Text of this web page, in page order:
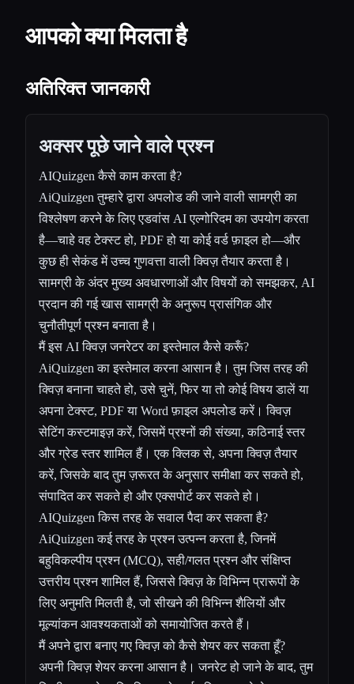
आपको क्या मिलता है
अतिरिक्त जानकारी
अक्सर पूछे जाने वाले प्रश्न
AIQuizgen कैसे काम करता है?
AiQuizgen तुम्हारे द्वारा अपलोड की जाने वाली सामग्री का
विश्लेषण करने के लिए एडवांस AI एल्गोरिदम का उपयोग करता
है—चाहे वह टेक्स्ट हो, PDF हो या कोई वर्ड फ़ाइल हो—और
कुछ ही सेकंड में उच्च गुणवत्ता वाली क्विज़ तैयार करता है।
सामग्री के अंदर मुख्य अवधारणाओं और विषयों को समझकर, AI
प्रदान की गई खास सामग्री के अनुरूप प्रासंगिक और
चुनौतीपूर्ण प्रश्न बनाता है।
मैं इस AI क्विज़ जनरेटर का इस्तेमाल कैसे करूँ?
AiQuizgen का इस्तेमाल करना आसान है। तुम जिस तरह की
क्विज़ बनाना चाहते हो, उसे चुनें, फिर या तो कोई विषय डालें या
अपना टेक्स्ट, PDF या Word फ़ाइल अपलोड करें। क्विज़
सेटिंग कस्टमाइज़ करें, जिसमें प्रश्नों की संख्या, कठिनाई स्तर
और ग्रेड स्तर शामिल हैं। एक क्लिक से, अपना क्विज़ तैयार
करें, जिसके बाद तुम ज़रूरत के अनुसार समीक्षा कर सकते हो,
संपादित कर सकते हो और एक्सपोर्ट कर सकते हो।
AIQuizgen किस तरह के सवाल पैदा कर सकता है?
AiQuizgen कई तरह के प्रश्न उत्पन्न करता है, जिनमें
बहुविकल्पीय प्रश्न (MCQ), सही/गलत प्रश्न और संक्षिप्त
उत्तरीय प्रश्न शामिल हैं, जिससे क्विज़ के विभिन्न प्रारूपों के
लिए अनुमति मिलती है, जो सीखने की विभिन्न शैलियों और
मूल्यांकन आवश्यकताओं को समायोजित करते हैं।
मैं अपने द्वारा बनाए गए क्विज़ को कैसे शेयर कर सकता हूँ?
अपनी क्विज़ शेयर करना आसान है। जनरेट हो जाने के बाद, तुम